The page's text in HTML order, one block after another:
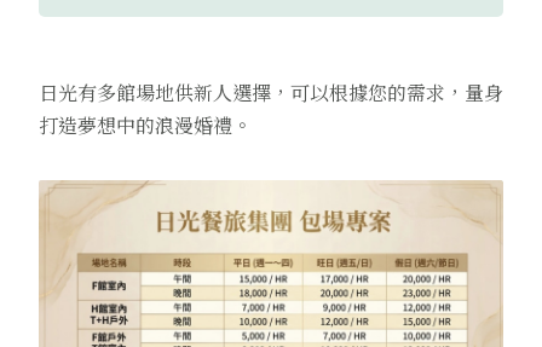
日光有多館場地供新人選擇，可以根據您的需求，量身
打造夢想中的浪漫婚禮。